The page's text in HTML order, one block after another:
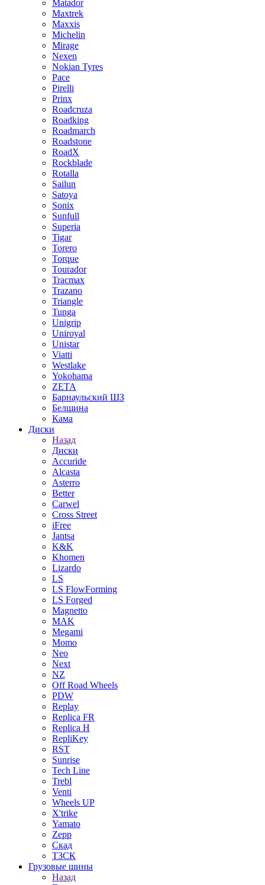
Matador
Maxtrek
Maxxis
Michelin
Mirage
Nexen
Nokian Tyres
Pace
Pirelli
Prinx
Roadcruza
Roadking
Roadmarch
Roadstone
RoadX
Rockblade
Rotalla
Sailun
Satoya
Sonix
Sunfull
Superia
Tigar
Torero
Torque
Tourador
Tracmax
Trazano
Triangle
Tunga
Unigrip
Uniroyal
Unistar
Viatti
Westlake
Yokohama
ZETA
Барнаульский ШЗ
Белшина
Кама
Диски
Назад
Диски
Accuride
Alcasta
Asterro
Better
Carwel
Cross Street
iFree
Jantsa
K&K
Khomen
Lizardo
LS
LS FlowForming
LS Forged
Magnetto
MAK
Megami
Momo
Neo
Next
NZ
Off Road Wheels
PDW
Replay
Replica FR
Replica H
RepliKey
RST
Sunrise
Tech Line
Trebl
Venti
Wheels UP
X'trike
Yamato
Zepp
Скад
ТЗСК
Грузовые шины
Назад